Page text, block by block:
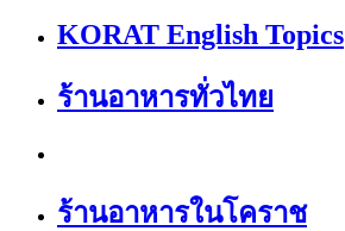
KORAT English Topics
ร้านอาหารทั่วไทย
ร้านอาหารในโคราช